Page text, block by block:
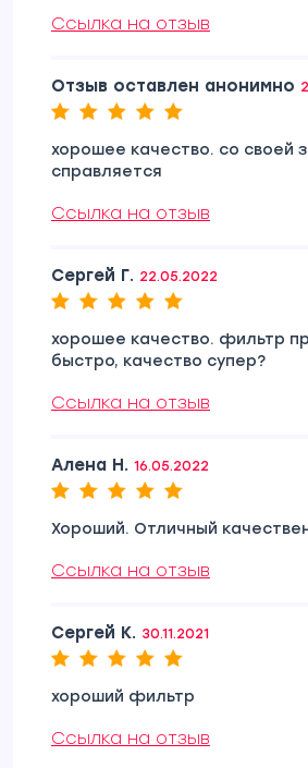
Ссылка на отзыв
Отзыв оставлен анонимно
хорошее качество. со своей
справляется
Ссылка на отзыв
Сергей Г. 22.05.2022
хорошее качество. фильтр
быстро, качество супер?
Ссылка на отзыв
Алена Н. 16.05.2022
Хороший. Отличный
Ссылка на отзыв
Сергей К. 30.11.2021
хороший фильтр
Ссылка на отзыв